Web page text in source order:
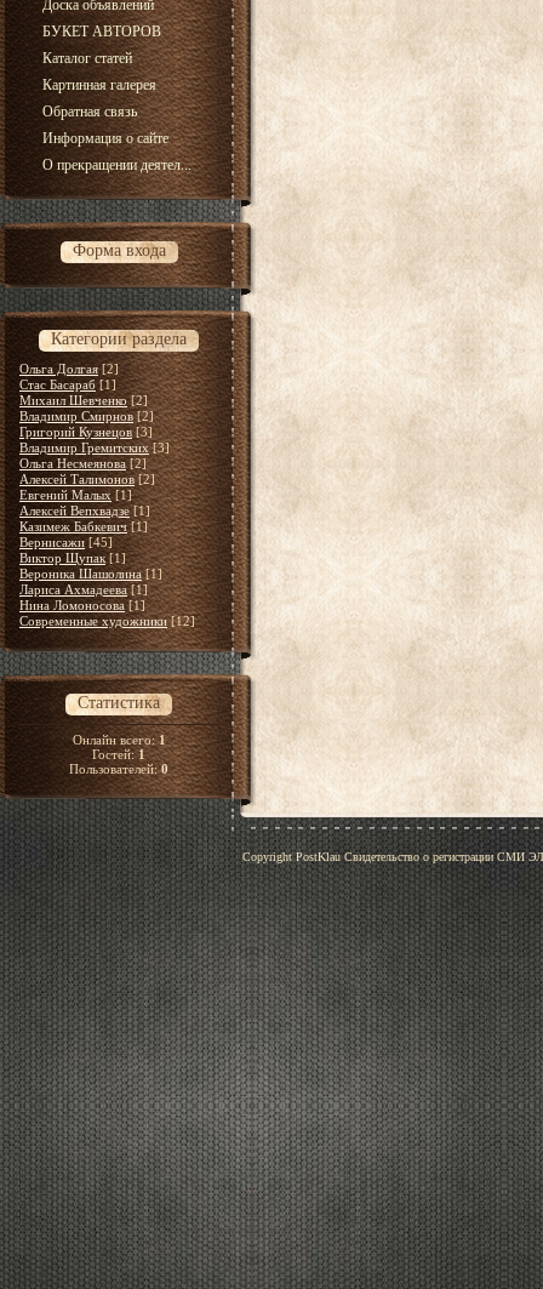
Доска объявлений
БУКЕТ АВТОРОВ
Каталог статей
Картинная галерея
Обратная связь
Информация о сайте
О прекращении деятел...
Форма входа
Категории раздела
Ольга Долгая [2]
Стас Басараб [1]
Михаил Шевченко [2]
Владимир Смирнов [2]
Григорий Кузнецов [3]
Владимир Гремитских [3]
Ольга Несмеянова [2]
Алексей Талимонов [2]
Евгений Малых [1]
Алексей Вепхвадзе [1]
Казимеж Бабкевич [1]
Вернисажи [45]
Виктор Щупак [1]
Вероника Шашолина [1]
Лариса Ахмадеева [1]
Нина Ломоносова [1]
Современные художники [12]
Статистика
Онлайн всего:1
Гостей:1
Пользователей:0
Copyright PostKlau Свидетельство о регистрации СМИ